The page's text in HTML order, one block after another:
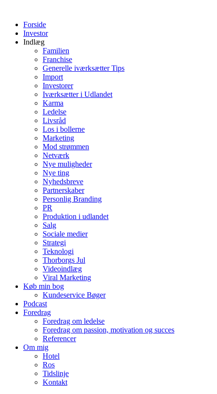
indholdForside
Investor
Indlæg
Familien
Franchise
Generelle iværksætter Tips
Import
Investorer
Iværksætter i Udlandet
Karma
Ledelse
Livsråd
Los i bollerne
Marketing
Mod strømmen
Netværk
Nye muligheder
Nye ting
Nyhedsbreve
Partnerskaber
Personlig Branding
PR
Produktion i udlandet
Salg
Sociale medier
Strategi
Teknologi
Thorborgs Jul
Videoindlæg
Viral Marketing
Køb min bog
Kundeservice Bøger
Podcast
Foredrag
Foredrag om ledelse
Foredrag om passion, motivation og succes
Referencer
Om mig
Hotel
Ros
Tidslinje
Kontakt